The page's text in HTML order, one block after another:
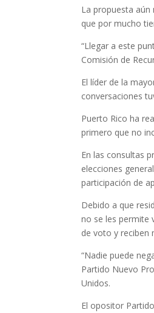
La propuesta
que por mucho
“Llegar a este
Comisión de
El líder de la
conversaciones
Puerto Rico ha
primero que no
En las consultas
elecciones
participación de
Debido a que
no se les permite
de voto y reciben
“Nadie puede
Partido Nuevo
Unidos.
El opositor